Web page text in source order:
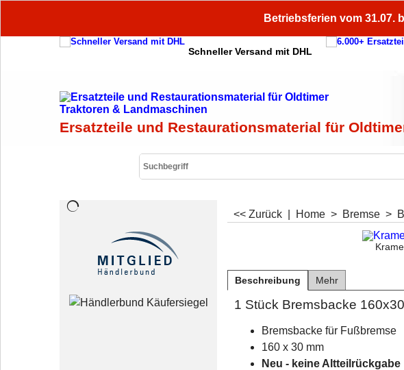
Betriebsferien vom 31.07.
Schneller Versand mit DHL
Ersatzteile und Restaurationsmaterial für
<< Zurück Home > Bremse >
Beschreibung Mehr
1 Stück Bremsbacke
Bremsbacke für Fußbremse
160 x 30 mm
Neu - keine Altteilrückgabe